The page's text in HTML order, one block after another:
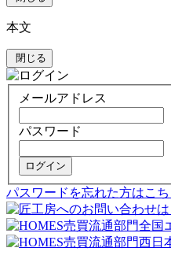
本文
閉じる
メールアドレス
パスワード
ログイン
パスワードを忘れた方はこち